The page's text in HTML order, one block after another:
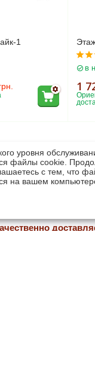
1
в
1
уровня
файлы cookie.
с тем, что
на вашем